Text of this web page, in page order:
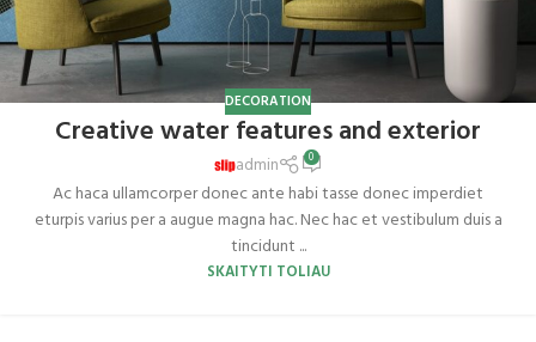
DECORATION
Creative water features and exterior
admin 0
Ac haca ullamcorper donec ante habi tasse donec imperdiet
eturpis varius per a augue magna hac. Nec hac et vestibulum duis a
tincidunt ...
SKAITYTI TOLIAU